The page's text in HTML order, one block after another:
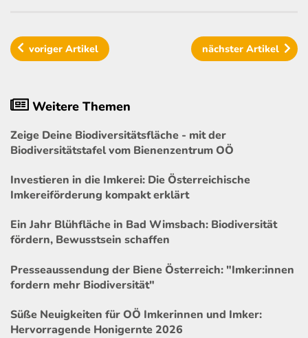
vorigerArtikel nächster Artikel
Weitere Themen
Zeige Deine Biodiversitätsfläche - mit der
Biodiversitätstafel vom Bienenzentrum OÖ
Investieren in die Imkerei: Die Österreichische
Imkereiförderung kompakt erklärt
Ein Jahr Blühfläche in Bad Wimsbach: Biodiversität
fördern, Bewusstsein schaffen
Presseaussendung der Biene Österreich: "Imker:innen
fordern mehr Biodiversität"
Süße Neuigkeiten für OÖ Imkerinnen und Imker:
Hervorragende Honigernte 2026